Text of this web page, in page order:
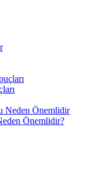
Önemlidir?